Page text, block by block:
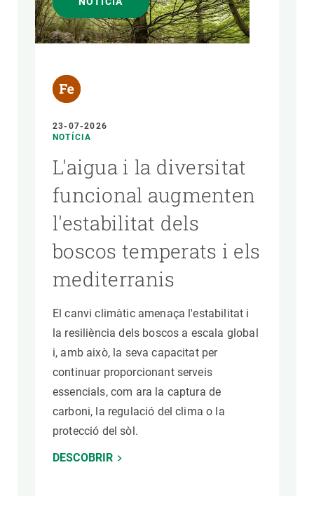
23-07-2026
NOTÍCIA
L'aigua i la diversitat
funcional augmenten
l'estabilitat dels
boscos temperats i els
mediterranis
El canvi climàtic amenaça l'estabilitat i
la resiliència dels boscos a escala global
i, amb això, la seva capacitat per
continuar proporcionant serveis
essencials, com ara la captura de
carboni, la regulació del clima o la
protecció del sòl.
DESCOBRIR
PARTICIPA